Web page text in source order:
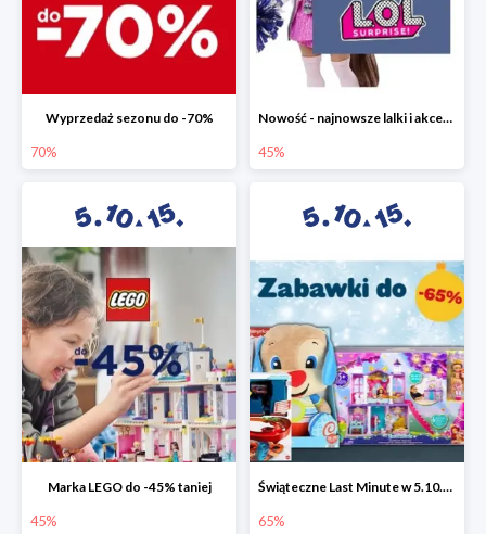
Wyprzedaż sezonu do -70%
70%
Nowość - najnowsze lalki i akcesoria L.O.L. w 5.10.15 do -45%
45%
Marka LEGO do -45% taniej
45%
Świąteczne Last Minute w 5.10.15 - zabawki do -65%
65%